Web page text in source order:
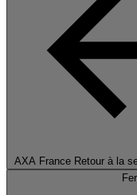
AXA France Retour à la